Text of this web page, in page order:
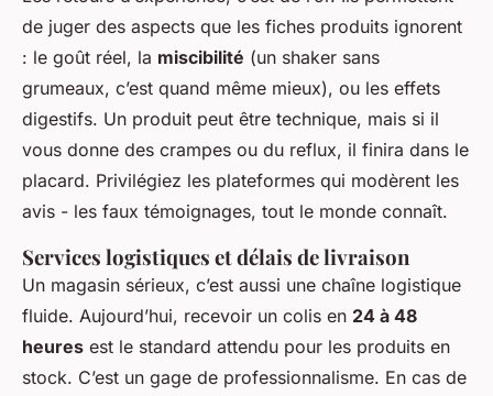
de juger des aspects que les fiches produits ignorent
: le goût réel, la miscibilité (un shaker sans
grumeaux, c’est quand même mieux), ou les effets
digestifs. Un produit peut être technique, mais si il
vous donne des crampes ou du reflux, il finira dans le
placard. Privilégiez les plateformes qui modèrent les
avis - les faux témoignages, tout le monde connaît.
Services logistiques et délais de livraison
Un magasin sérieux, c’est aussi une chaîne logistique
fluide. Aujourd’hui, recevoir un colis en 24 à 48
heures est le standard attendu pour les produits en
stock. C’est un gage de professionnalisme. En cas de